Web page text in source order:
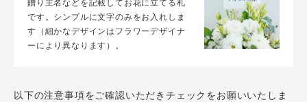
贈り主名などを記載してお花に立てる札
です。シンプルに文字のみをお入れしま
す（細かなデザインはフラワーデザイナ
ーにより異なります）。
以下の注意事項をご確認いただきチェックをお願いいたしま